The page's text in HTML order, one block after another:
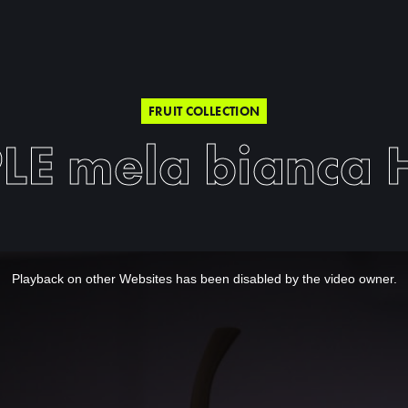
FRUIT COLLECTION
mela bianca
Playback on other Websites has been disabled by the video owner.